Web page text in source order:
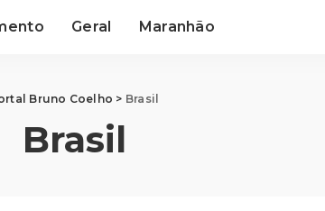
Geral Maranhão
Bruno Coelho > Brasil
Brasil